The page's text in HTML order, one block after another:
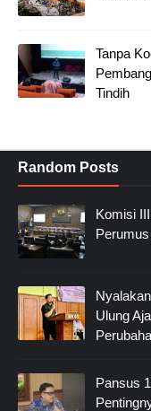
Tanpa
Tindih
Random Posts
Komisi
Ulung
Pansus